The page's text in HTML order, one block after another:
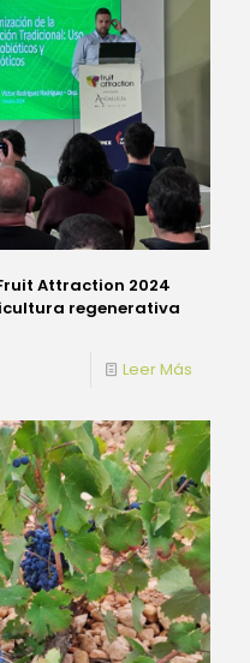
Attraction 2024
regenerativa
Leer Más